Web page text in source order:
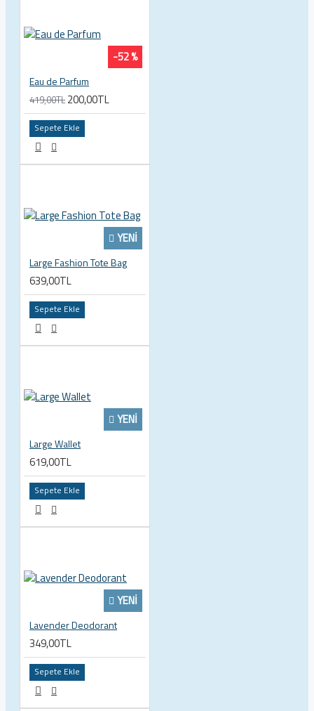
-52 %
Eau de Parfum
419,00TL 200,00TL
Sepete Ekle
YENI
Large Fashion Tote Bag
639,00TL
Sepete Ekle
YENI
Large Wallet
619,00TL
Sepete Ekle
YENI
Lavender Deodorant
349,00TL
Sepete Ekle